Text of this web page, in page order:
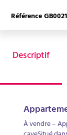
Référence
Descriptif
À vendre –